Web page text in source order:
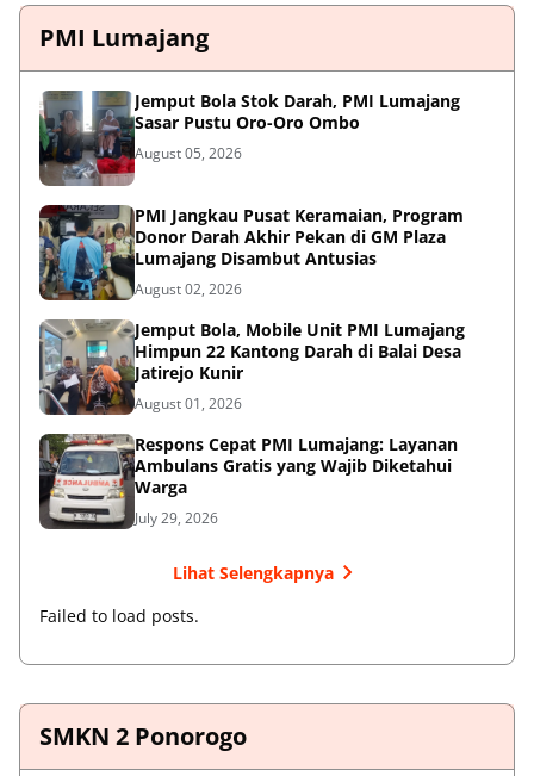
PMI Lumajang
Jemput Bola Stok Darah, PMI Lumajang
Sasar Pustu Oro-Oro Ombo
August 05, 2026
PMI Jangkau Pusat Keramaian, Program
Donor Darah Akhir Pekan di GM Plaza
Lumajang Disambut Antusias
August 02, 2026
Jemput Bola, Mobile Unit PMI Lumajang
Himpun 22 Kantong Darah di Balai Desa
Jatirejo Kunir
August 01, 2026
Respons Cepat PMI Lumajang: Layanan
Ambulans Gratis yang Wajib Diketahui
Warga
July 29, 2026
Lihat Selengkapnya
Failed to load posts.
SMKN 2 Ponorogo